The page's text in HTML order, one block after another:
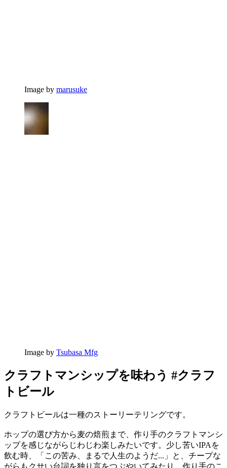
Image by marusuke
Image by Tsubasa Mfg
クラフトマンシップを味わう #クラフ
トビール
クラフトビールは一種のストーリーテリングです。
ホップの選び方から麦の焙煎まで、作り手のクラフトマンシ
ップを感じながらじわじわ楽しみたいです。少し苦いIPAを
飲む時、「この苦み、まるで人生のようだ...」と、チープな
がらもクサい台詞を独り言をつぶやいてみたり。作り手のこ